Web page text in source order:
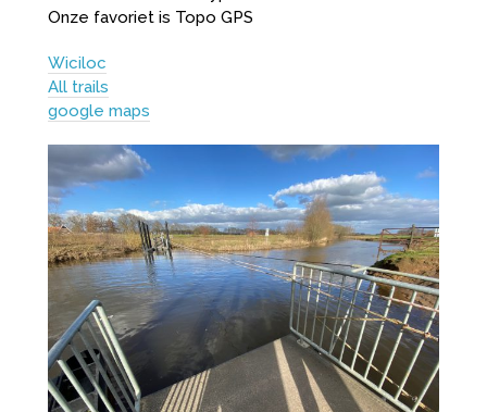
Onze favoriet is Topo GPS
Wiciloc
All trails
google maps